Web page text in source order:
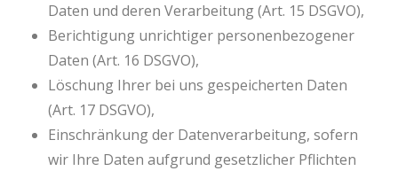
Daten und deren Verarbeitung (Art. 15 DSGVO),
Berichtigung unrichtiger personenbezogener
Daten (Art. 16 DSGVO),
Löschung Ihrer bei uns gespeicherten Daten
(Art. 17 DSGVO),
Einschränkung der Datenverarbeitung, sofern
wir Ihre Daten aufgrund gesetzlicher Pflichten